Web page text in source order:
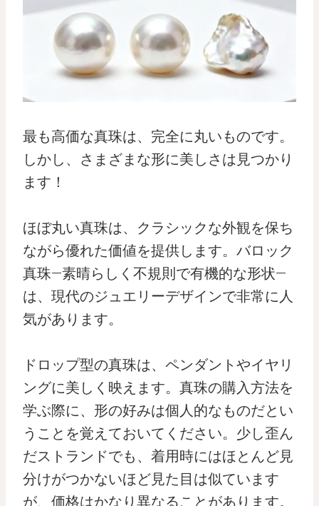
最も高価な真珠は、完全に丸いものです。
しかし、さまざまな形に美しさは見つかり
ます！
ほぼ丸い真珠は、クラシックな外観を保ち
ながら優れた価値を提供します。バロック
真珠—素晴らしく不規則で有機的な形状—
は、現代のジュエリーデザインで非常に人
気があります。
ドロップ型の真珠は、ペンダントやイヤリ
ングに美しく映えます。真珠の購入方法を
学ぶ際に、形の好みは個人的なものだとい
うことを覚えておいてください。少し歪ん
だストランドでも、着用時にはほとんど見
分けがつかないほど見た目は似ています
が、価格はかなり異なることがあります。